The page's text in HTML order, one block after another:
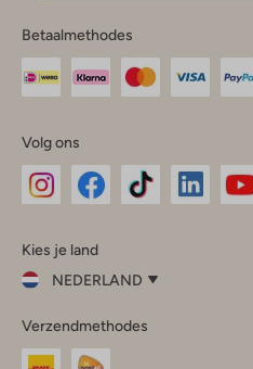
Betaalmethodes
Volg ons
InstagramFacebook
Kies je land
NEDERLAND
je
land
Verzendmethodes